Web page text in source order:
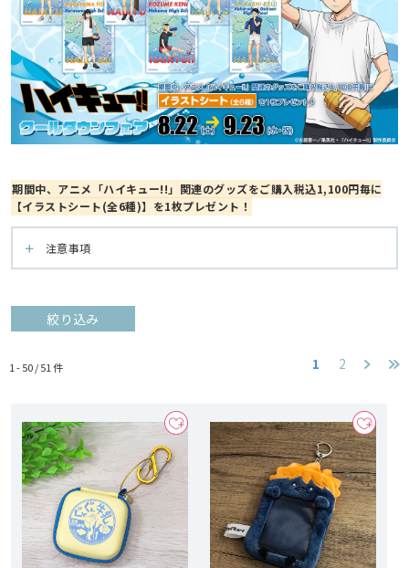
期間中、アニメ「ハイキュー!!」関連のグッズをご購入税込1,100円毎に
【イラストシート(全6種)】を1枚プレゼント！
注意事項
絞り込み
1 - 50 /51 件 1 2